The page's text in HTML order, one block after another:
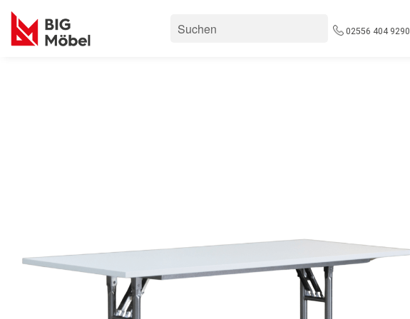
02556 404 9290